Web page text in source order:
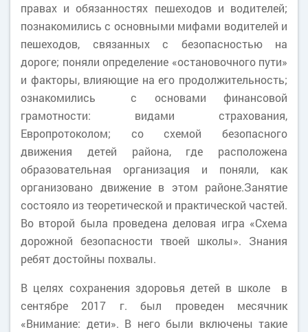
правах и обязанностях пешеходов и водителей;
познакомились с основными мифами водителей и
пешеходов, связанных с безопасностью на
дороге; поняли определение «остановочного пути»
и факторы, влияющие на его продолжительность;
ознакомились с основами финансовой
грамотности: видами страхования,
Европротоколом; со схемой безопасного
движения детей района, где расположена
образовательная организация и поняли, как
организовано движение в этом районе.Занятие
состояло из теоретической и практической частей.
Во второй была проведена деловая игра «Схема
дорожной безопасности твоей школы». Знания
ребят достойны похвалы.
В целях сохранения здоровья детей в школе в
сентябре 2017 г. был проведен месячник
«Внимание: дети». В него были включены такие